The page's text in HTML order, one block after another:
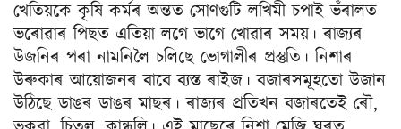
খেতিয়কে কৃষি কৰ্মৰ অন্তত সোণগুটি লখিমী চপাই ভঁৰালত
ভৰোৱাৰ পিছত এতিয়া লগে ভাগে খোৱাৰ সময়। ৰাজ্যৰ
উজনিৰ পৰা নামনিলৈ চলিছে ভোগালীৰ প্ৰস্তুতি। নিশাৰ
উৰুকাৰ আয়োজনৰ বাবে ব্যস্ত ৰাইজ। বজাৰসমূহতো উজান
উঠিছে ডাঙৰ ডাঙৰ মাছৰ। ৰাজ্যৰ প্ৰতিখন বজাৰতেই ৰৌ,